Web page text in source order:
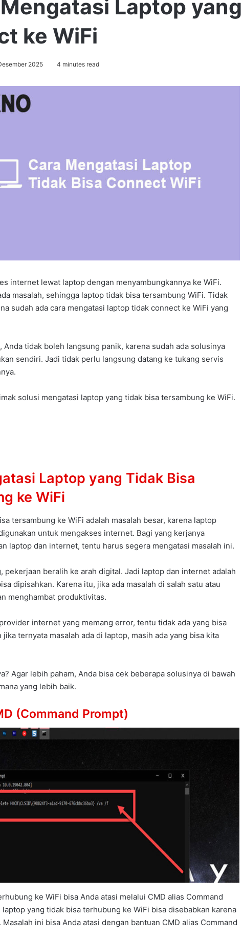
Laptop
ke WiFi
2025 4 minutes read
internet lewat laptop dengan menyambungkannya ke WiFi.
masalah, sehingga laptop tidak bisa tersambung WiFi. Tidak
sudah ada cara mengatasi laptop tidak connect ke WiFi yang
Anda tidak boleh langsung panik, karena sudah ada solusinya
sendiri. Jadi tidak perlu langsung datang ke tukang servis
solusi mengatasi laptop yang tidak bisa tersambung ke WiFi.
Laptop yang Tidak Bisa
ke WiFi
tersambung ke WiFi adalah masalah besar, karena laptop
untuk mengakses internet. Bagi yang kerjanya
laptop dan internet, tentu harus segera mengatasi masalah ini.
pekerjaan beralih ke arah digital. Jadi laptop dan internet adalah
dipisahkan. Karena itu, jika ada masalah di salah satu atau
menghambat produktivitas.
internet yang memang error, tentu tidak ada yang bisa
jika ternyata masalah ada di laptop, masih ada yang bisa kita
Agar lebih paham, Anda bisa cek beberapa solusinya di bawah
yang lebih baik.
(Command Prompt)
ke WiFi bisa Anda atasi melalui CMD alias Command
laptop yang tidak bisa terhubung ke WiFi bisa disebabkan karena
ini bisa Anda atasi dengan bantuan CMD alias Command